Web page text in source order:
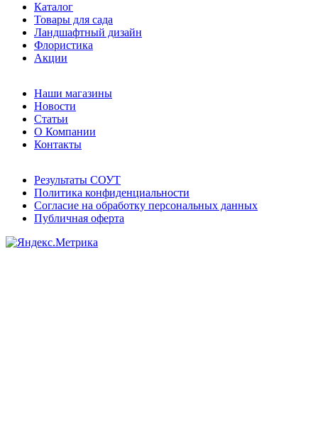
Каталог
Товары для сада
Ландшафтный дизайн
Флористика
Акции
Наши магазины
Новости
Статьи
О Компании
Контакты
Результаты СОУТ
Политика конфиденциальности
Согласие на обработку персональных данных
Публичная оферта